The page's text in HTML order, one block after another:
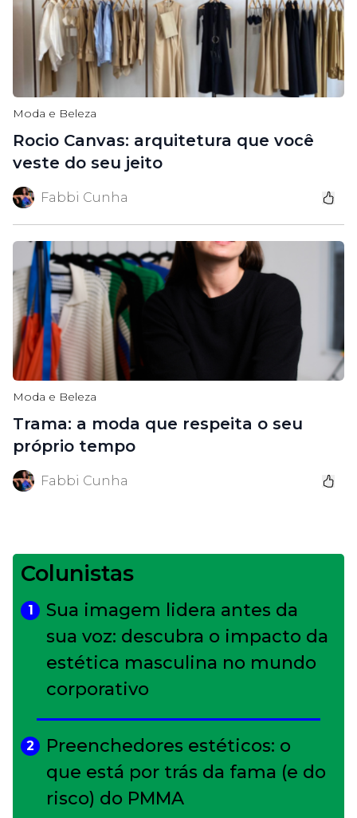
Moda e Beleza
Rocio Canvas: arquitetura que você
veste do seu jeito
Fabbi Cunha
Moda e Beleza
Trama: a moda que respeita o seu
próprio tempo
Fabbi Cunha
Colunistas
1
Sua imagem lidera antes da
sua voz: descubra o impacto da
estética masculina no mundo
corporativo
2
Preenchedores estéticos: o
que está por trás da fama (e do
risco) do PMMA